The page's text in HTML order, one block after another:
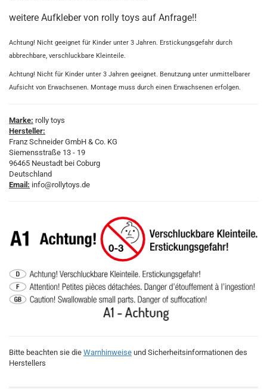
weitere Aufkleber von rolly toys auf Anfrage!!
Achtung! Nicht geeignet für Kinder unter 3 Jahren. Erstickungsgefahr durch
abbrechbare, verschluckbare Kleinteile.
Achtung! Nicht für Kinder unter 3 Jahren geeignet. Benutzung unter unmittelbarer
Aufsicht von Erwachsenen. Montage muss durch einen Erwachsenen erfolgen.
Marke: rolly toys
Hersteller:
Franz Schneider GmbH & Co. KG
Siemensstraße 13 - 19
96465 Neustadt bei Coburg
Deutschland
Email: info@rollytoys.de
Bitte beachten sie die Warnhinweise und Sicherheitsinformationen des
Herstellers